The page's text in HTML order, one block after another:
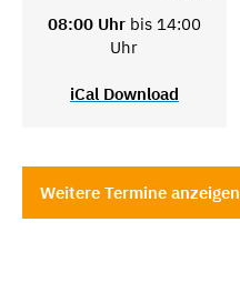
08:00 Uhr bis 14:00
Uhr
iCal Download
Weitere Termine anzeigen